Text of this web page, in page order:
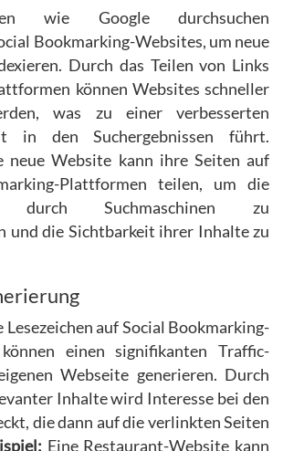
wie Google durchsuchen
Bookmarking-Websites, um neue
Durch das Teilen von Links
können Websites schneller
was zu einer verbesserten
in den Suchergebnissen führt.
neue Website kann ihre Seiten auf
Plattformen teilen, um die
durch Suchmaschinen zu
und die Sichtbarkeit ihrer Inhalte zu
auf Social Bookmarking-
einen signifikanten Traffic-
Webseite generieren. Durch
Inhalte wird Interesse bei den
die dann auf die verlinkten Seiten
Eine Restaurant-Website kann